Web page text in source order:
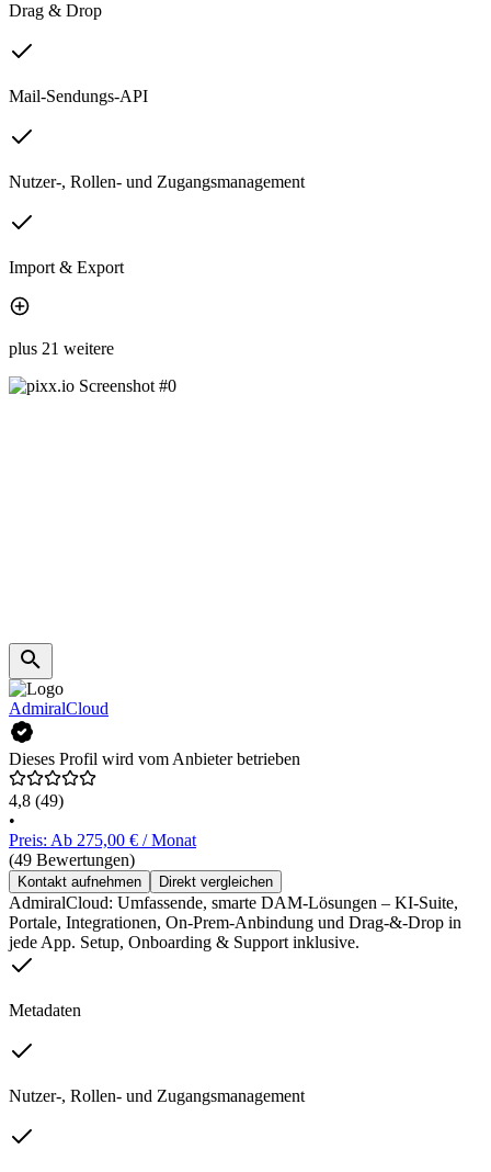
Drag & Drop
Mail-Sendungs-API
Nutzer-, Rollen- und Zugangsmanagement
Import & Export
plus 21 weitere
AdmiralCloud
Dieses Profil wird vom Anbieter betrieben
4,8 (49)
•
Preis: Ab 275,00 € / Monat
(49 Bewertungen)
Kontakt aufnehmen Direkt vergleichen
AdmiralCloud: Umfassende, smarte DAM-Lösungen – KI-Suite,
Portale, Integrationen, On-Prem-Anbindung und Drag-&-Drop in
jede App. Setup, Onboarding & Support inklusive.
Metadaten
Nutzer-, Rollen- und Zugangsmanagement